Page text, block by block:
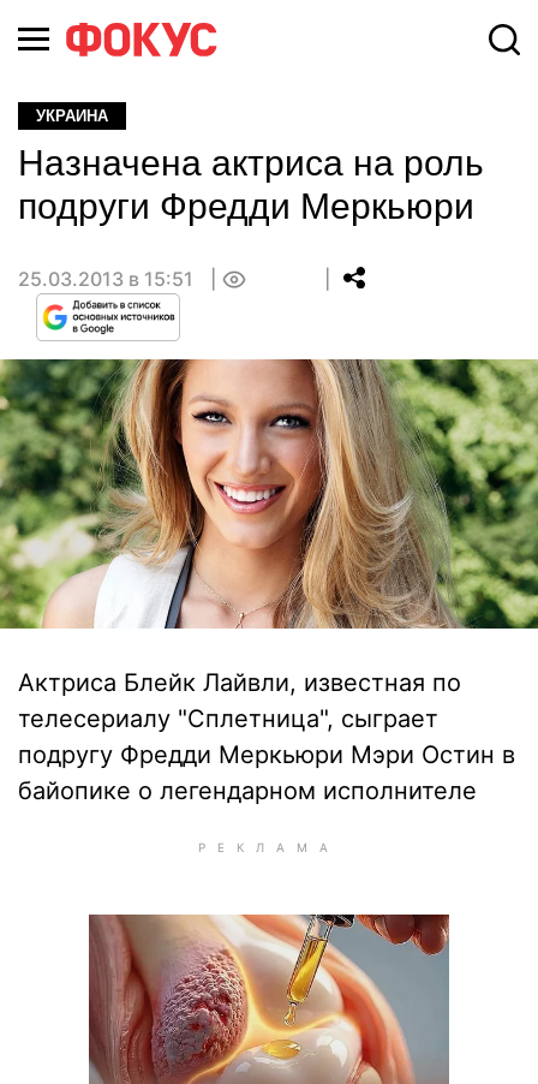
УКРАИНА
Назначена актриса на роль
подруги Фредди Меркьюри
25.03.2013 в 15:51
Актриса Блейк Лайвли, известная по
телесериалу "Сплетница", сыграет
подругу Фредди Меркьюри Мэри Остин в
байопике о легендарном исполнителе